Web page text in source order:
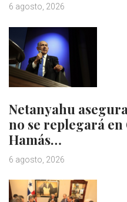
6 agosto, 2026
Netanyahu
no se replegará en
Hamás…
6 agosto, 2026